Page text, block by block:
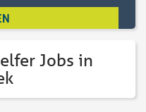
Jobs in